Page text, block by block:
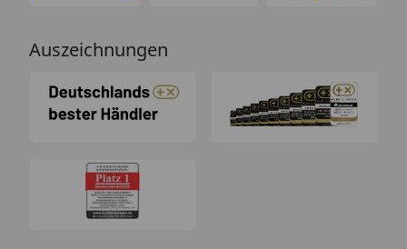
Auszeichnungen